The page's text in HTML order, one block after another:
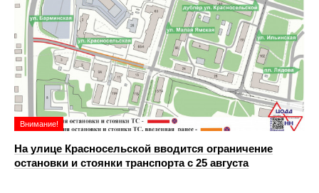
Внимание!
На улице Красносельской вводится ограничение
остановки и стоянки транспорта с 25 августа